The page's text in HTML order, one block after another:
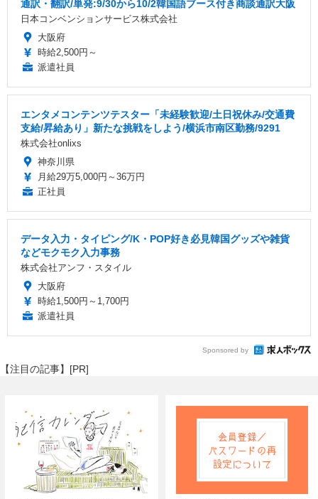
通訳・翻訳/単発:9/30から10/2韓国語ブース付き商談通訳大阪
日本コンベンションサービス株式会社
大阪府
時給2,500円～
派遣社員
エンタメコンテンツテスター「未経験歓迎/土日祝休み/交通費
支給/昇給あり」新たな挑戦をしよう/横浜市南区勤務/9291
株式会社onlixs
神奈川県
月給29万5,000円～36万円
正社員
データ入力・タイピング/K・POP好き必見韓国グッズや雑貨
などモクモク入力事務
株式会社アンフ・スタイル
大阪府
時給1,500円～1,700円
派遣社員
Sponsored by
【注目の記事】[PR]